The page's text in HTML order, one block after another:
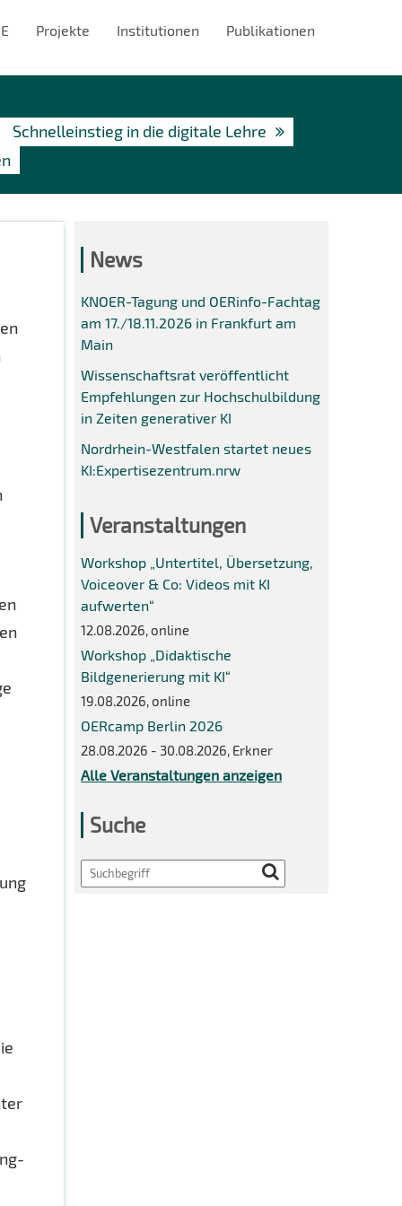
Projekte Institutionen Publikationen
Schnelleinstieg in die digitale Lehre
News
KNOER-Tagung und OERinfo-Fachtag
am 17./18.11.2026 in Frankfurt am
Main
Wissenschaftsrat veröffentlicht
Empfehlungen zur Hochschulbildung
in Zeiten generativer KI
Nordrhein-Westfalen startet neues
KI:Expertisezentrum.nrw
Veranstaltungen
Workshop „Untertitel, Übersetzung,
Voiceover & Co: Videos mit KI
aufwerten“
12.08.2026, online
Workshop „Didaktische
Bildgenerierung mit KI“
19.08.2026, online
OERcamp Berlin 2026
28.08.2026 - 30.08.2026, Erkner
Alle Veranstaltungen anzeigen
Suche
Search